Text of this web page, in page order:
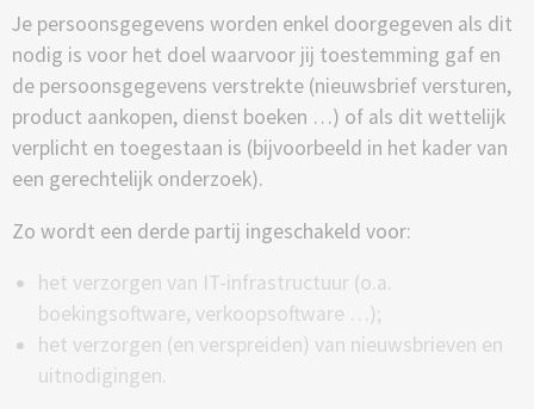
Je persoonsgegevens worden enkel doorgegeven als dit
nodig is voor het doel waarvoor jij toestemming gaf en
de persoonsgegevens verstrekte (nieuwsbrief versturen,
product aankopen, dienst boeken …) of als dit wettelijk
verplicht en toegestaan is (bijvoorbeeld in het kader van
een gerechtelijk onderzoek).
Zo wordt een derde partij ingeschakeld voor:
het verzorgen van IT-infrastructuur (o.a.
boekingsoftware, verkoopsoftware …);
het verzorgen (en verspreiden) van nieuwsbrieven en
uitnodigingen.